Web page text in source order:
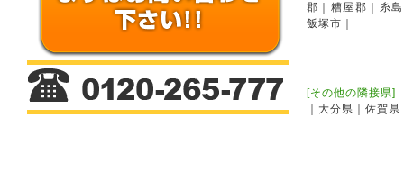
郡｜糟屋郡｜糸
飯塚市｜
[その他の隣接県]
｜大分県｜佐賀